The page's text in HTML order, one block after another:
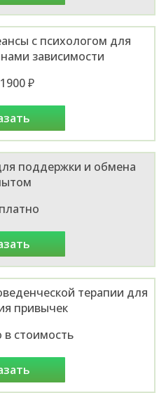
с психологом для
зависимости
₽
поддержки и обмена
терапии для
привычек
стоимость